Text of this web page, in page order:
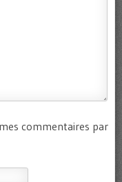
commentaires par